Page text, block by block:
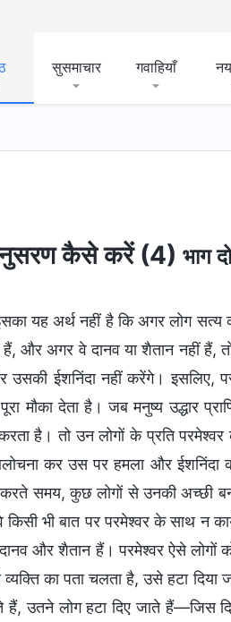
सुसमाचार गवाहियाँ
कैसे करें (4)भाग
यह अर्थ नहीं है कि अगर लोग
और अगर वे दानव या शैतान नहीं हैं,
ईशनिंदा नहीं करेंगे। इसलिए,
मौका देता है। जब मनुष्य उद्धार
है। तो उन लोगों के प्रति
कर उस पर हमला और
करते समय, कुछ लोगों से उनकी अच्छी
किसी भी बात पर परमेश्वर के साथ
और शैतान हैं। परमेश्वर ऐसे लोगों
का पता चलता है, उसे हटा दिया
हैं, उतने लोग हटा दिए जाते हैं—जिस